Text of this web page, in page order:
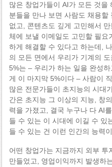
많은 창업가들이 AI가 모든 것을
분들을 만나 보면 사람도 채용
없고, 콘텐츠도 깊게 고민해서
체에 보낼 이메일도 고민할 필요
하게 해결할 수 있다고 하는데,
의 모든 면에서 우리가 기계의
5%는 – 우리가 하는 일을 완성
게 이 마지막 5%이다 – 사람이
많은 전문가들이 초지능의 시대
간은 초지능 그 이상의 지능, 창
력을 가졌고, 결국 누구나 다 AI
들 수 있는 이 시대에 이길 수 있
들 수 있는 건 이런 인간의 능력
어떤 창업가는 지금까지 외부
만들었고, 영업이익까지 발생하